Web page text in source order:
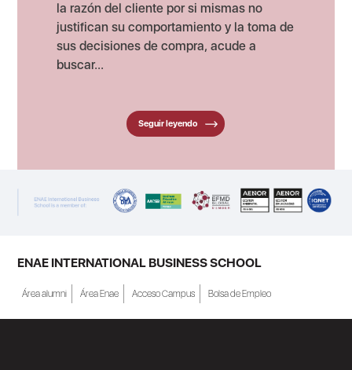
la razón del cliente por si mismas no
justifican su comportamiento y la toma de
sus decisiones de compra, acude a
buscar...
Seguir leyendo
ENAE INTERNATIONAL BUSINESS SCHOOL
Área alumni Área Enae Acceso Campus Bolsa de Empleo